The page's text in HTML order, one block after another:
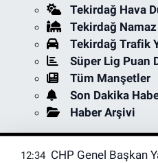
Tekirdağ Hava
Tekirdağ
Tekirdağ Trafik
Süper Lig Puan
Tüm Manşetler
Son Dakika
Haber Arşivi
12:34 CHP Genel Başkan